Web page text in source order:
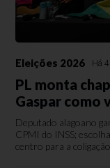
Eleições 2026 Há
PL monta
Gaspar como
Deputado alagoano
CPMI do INSS;
centro para a coligação.